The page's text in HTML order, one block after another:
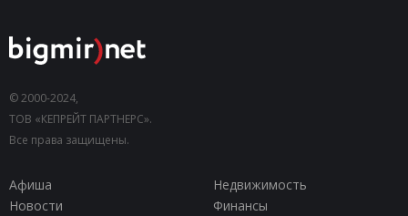
© 2000-2024,
ТОВ «КЕПРЕЙТ ПАРТНЕРС».
Все права защищены.
Афиша
Недвижимость
Новости
Финансы